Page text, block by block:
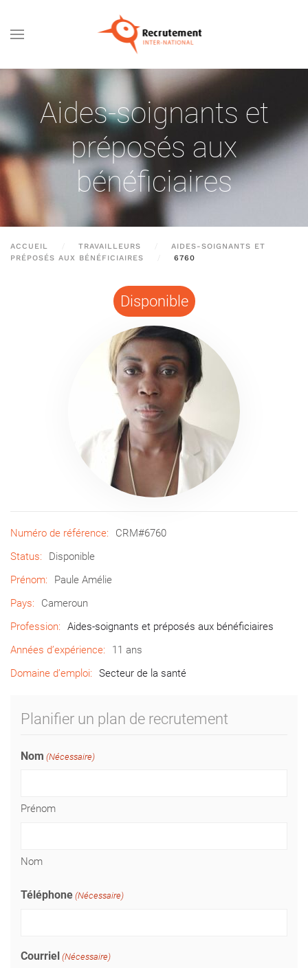
Passer au contenu principal
Aides-soignants et
préposés aux
bénéficiaires
ACCUEIL TRAVAILLEURS
AIDES-SOIGNANTS ET
PRÉPOSÉS AUX BÉNÉFICIAIRES
6760
Disponible
Numéro de référence:
CRM#6760
Status:
Disponible
Prénom:
Paule Amélie
Pays:
Cameroun
Profession:
Aides-soignants et préposés aux bénéficiaires
Années d’expérience:
11 ans
Domaine d’emploi:
Secteur de la santé
Planifier un plan de recrutement
Nom (Nécessaire)
Prénom
Nom
Téléphone (Nécessaire)
Courriel (Nécessaire)